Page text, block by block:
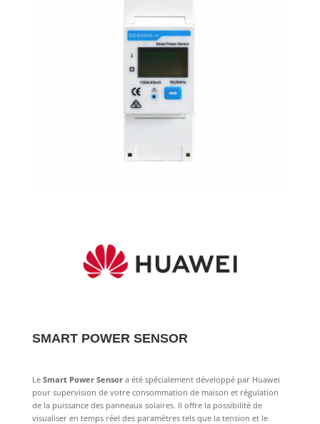
SMART POWER SENSOR
Le Smart Power Sensora été spécialement développé par Huawei
pour supervision de votre consommation de maison et régulation
de la puissance des panneaux solaires. Il offre la possibilité de
visualiser en temps réel des paramètres tels que la tension et le